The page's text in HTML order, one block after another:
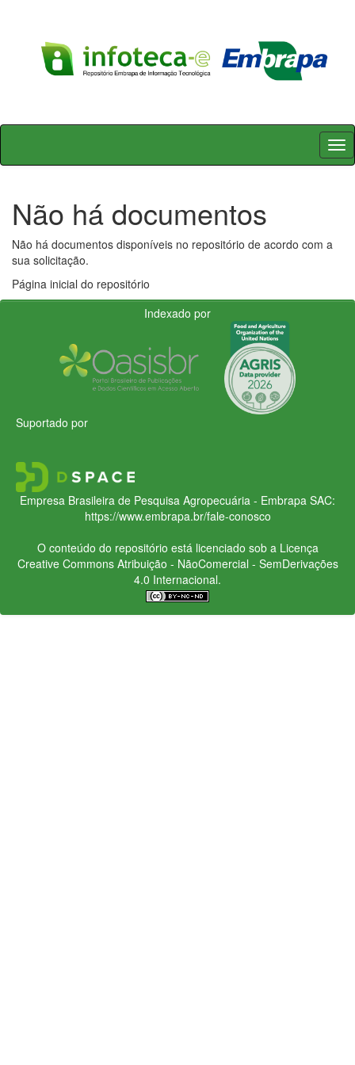
Skip
Não há documentos
Não há documentos disponíveis no repositório de acordo com a
sua solicitação.
Página inicial do repositório
Indexado por
Suportado por
Empresa Brasileira de Pesquisa Agropecuária - Embrapa SAC:
https://www.embrapa.br/fale-conosco
O conteúdo do repositório está licenciado sob a Licença
Creative CommonsAtribuição - NãoComercial - SemDerivações
4.0 Internacional.